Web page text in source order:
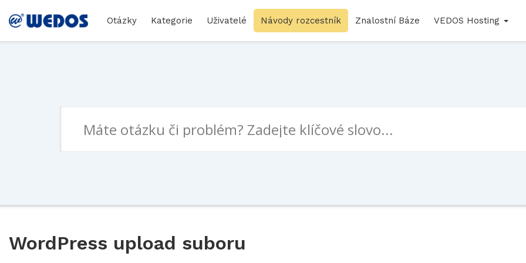
Otázky Kategorie Uživatelé Návody rozcestník Znalostní Báze VEDOS Hosting
WordPress upload suboru